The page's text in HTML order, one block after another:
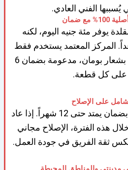
يُسببها الفني العادي.
مع ضمان
يوفر مئة جنيه اليوم، لكنه
المركز المعتمد يستخدم فقط
قطع غيار أصلية مغلقة بشعار بومان، مدعومة بضمان 6
على كل قطعة.
على الإصلاح
كل عملية صيانة تُغطى بضمان يمتد حتى 12 شهراً. إذا عاد
هذه الفترة، الإصلاح مجاني
ثقة الفريق في جودة العمل.